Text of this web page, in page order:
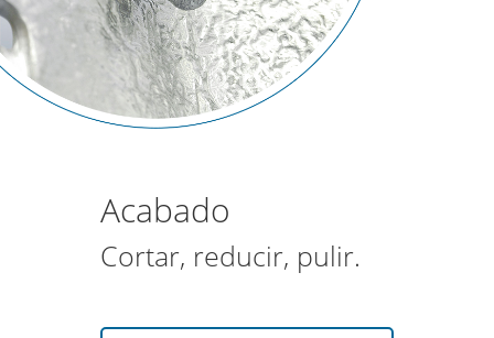
Acabado
Cortar, reducir, pulir.